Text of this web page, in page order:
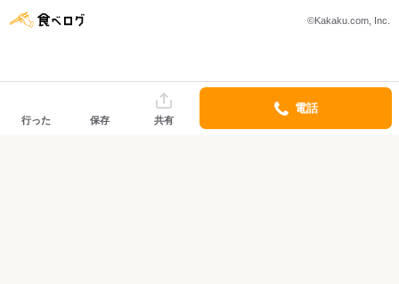
©Kakaku.com, Inc.
行った 保存 共有
電話